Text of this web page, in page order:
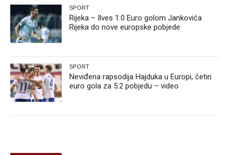
SPORT
Rijeka – Ilves 1:0 Euro golom Jankovića
Rijeka do nove europske pobjede
SPORT
Neviđena rapsodija Hajduka u Europi, četiri
euro gola za 5:2 pobjedu – video